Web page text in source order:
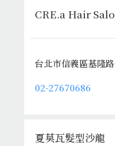
CRE.a Hair
台北市信義區基隆
02-27670686
夏莫瓦髮型沙龍